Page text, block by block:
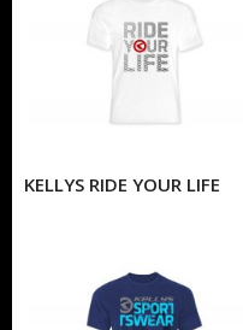
KELLYS RIDE YOUR LIFE